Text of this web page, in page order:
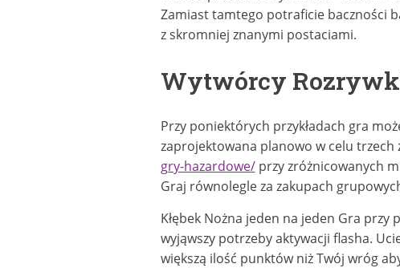
Zamiast tamtego potraficie baczności
z skromniej znanymi postaciami.
Wytwórcy
Przy poniektórych przykładach gra
zaprojektowana planowo w celu trzech
gry-hazardowe/przy zróżnicowanych
Graj równolegle za zakupach
Kłębek Nożna jeden na jeden Gra przy
wyjąwszy potrzeby aktywacji flasha.
większą ilość punktów niż Twój wróg